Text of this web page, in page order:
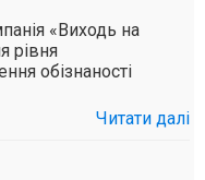
«Виходь на
рівня
обізнаності
Читати далі